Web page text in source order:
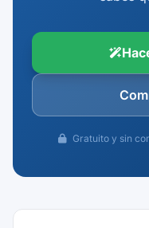
Gratuito y sin